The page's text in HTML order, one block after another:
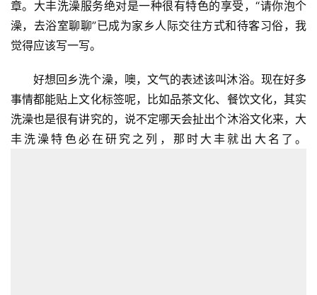
章。大丰洗澡服务绝对是一种很有特色的享受，“请你泡个
澡，去浴室聊聊”已成为家乡人际交往方式和待客习俗，我
觉得应该写一写。
好想回乡洗个澡，噢，文气的表述该叫沐浴。现在好多
事情都能贴上文化标签呢，比如品茶文化、餐饮文化，其实
洗澡也是很有讲究的，说不定哪天会扯出个沐浴文化来，大
丰洗澡特色必在研究之列，那时大丰就出大名了。